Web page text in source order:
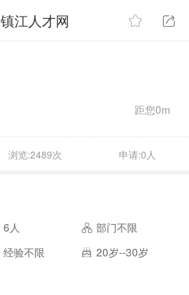
镇江人才网
距您0m
浏览:2489次 申请:0人
6人
部门不限
经验不限 20岁--30岁